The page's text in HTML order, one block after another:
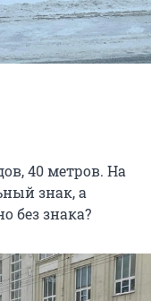
40 метров. На
знак, а
без знака?